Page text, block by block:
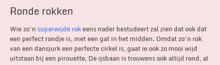
Ronde rokken
Wie zo’n superwijde rokeens nader bestudeert zal zien dat ook dat
een perfect rondje is, met een gat in het midden. Omdat zo’n rok
van een dansjurk een perfecte cirkel is, gaat ie ook zo mooi wijd
uitstaan bij een pirouette. De ijsbaan is trouwens ook altijd rond, al